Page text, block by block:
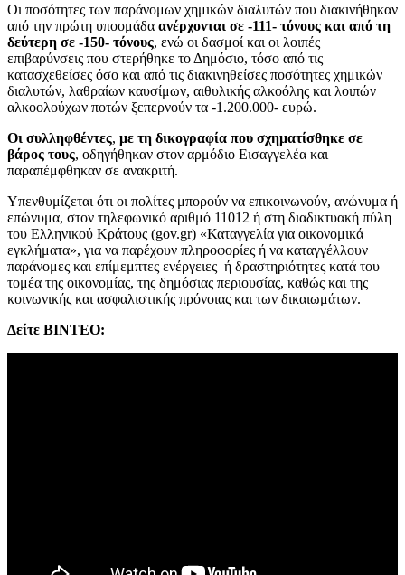
Οι ποσότητες των παράνομων χημικών διαλυτών που διακινήθηκαν
από την πρώτη υποομάδα ανέρχονται σε -111- τόνους και από τη
δεύτερη σε -150- τόνους, ενώ οι δασμοί και οι λοιπές
επιβαρύνσεις που στερήθηκε το Δημόσιο, τόσο από τις
κατασχεθείσες όσο και από τις διακινηθείσες ποσότητες χημικών
διαλυτών, λαθραίων καυσίμων, αιθυλικής αλκοόλης και λοιπών
αλκοολούχων ποτών ξεπερνούν τα -1.200.000- ευρώ.
Οι συλληφθέντες, με τη δικογραφία που σχηματίσθηκε σε
βάρος τους, οδηγήθηκαν στον αρμόδιο Εισαγγελέα και
παραπέμφθηκαν σε ανακριτή.
Υπενθυμίζεται ότι οι πολίτες μπορούν να επικοινωνούν, ανώνυμα ή
επώνυμα, στον τηλεφωνικό αριθμό 11012 ή στη διαδικτυακή πύλη
του Ελληνικού Κράτους (gov.gr) «Καταγγελία για οικονομικά
εγκλήματα», για να παρέχουν πληροφορίες ή να καταγγέλλουν
παράνομες και επίμεμπτες ενέργειες ή δραστηριότητες κατά του
τομέα της οικονομίας, της δημόσιας περιουσίας, καθώς και της
κοινωνικής και ασφαλιστικής πρόνοιας και των δικαιωμάτων.
Δείτε ΒΙΝΤΕΟ: